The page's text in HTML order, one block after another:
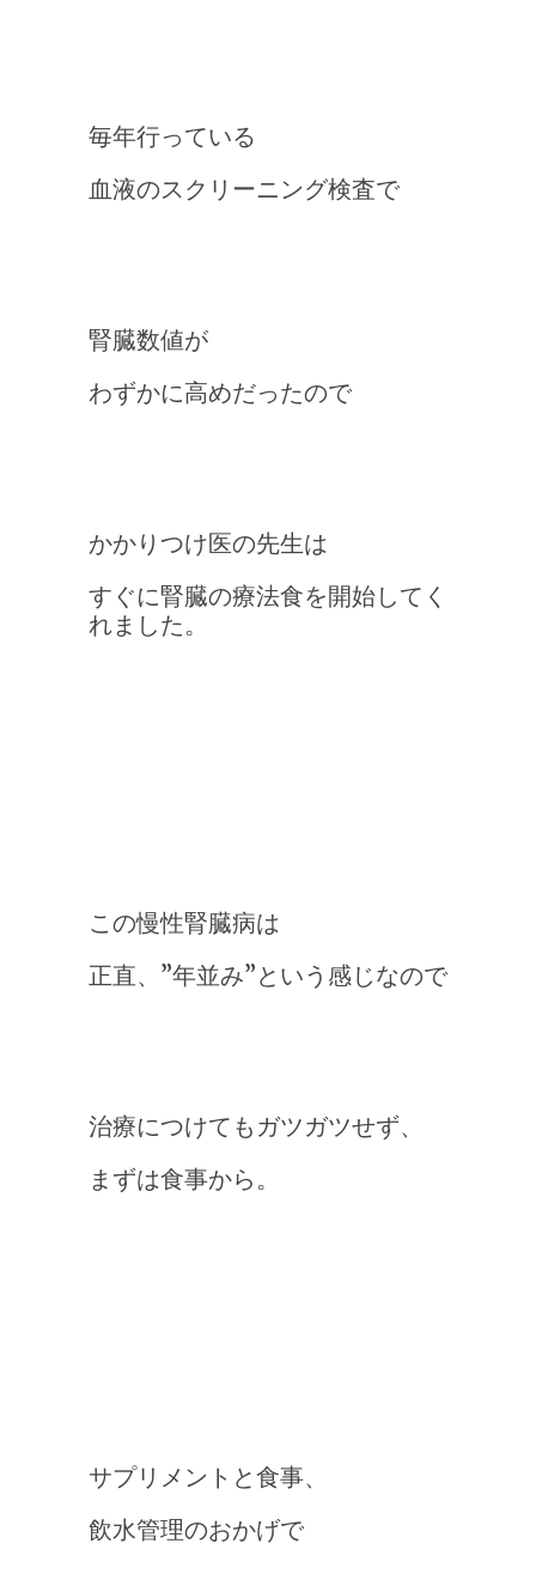
毎年行っている
血液のスクリーニング検査で
腎臓数値が
わずかに高めだったので
かかりつけ医の先生は
すぐに腎臓の療法食を開始してく
れました。
この慢性腎臓病は
正直、”年並み”という感じなので
治療につけてもガツガツせず、
まずは食事から 。
サプリメントと食事、
飲水管理のおかげで